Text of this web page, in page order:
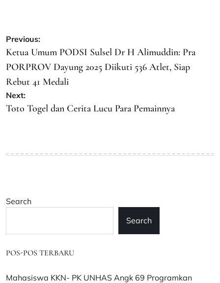
Post
navigation
Previous:
Ketua Umum PODSI Sulsel Dr H Alimuddin: Pra
PORPROV Dayung 2025 Diikuti 536 Atlet, Siap
Rebut 41 Medali
Next:
Toto Togel dan Cerita Lucu Para Pemainnya
Search
Search
POS-POS TERBARU
Mahasiswa KKN- PK UNHAS Angk 69 Programkan